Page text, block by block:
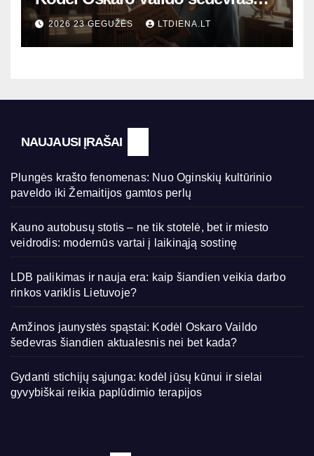
šiandien aktualesnis nei bet
kada?
2026 23 GEGUŽĖS LTDIENA.LT
NAUJAUSI ĮRAŠAI
Plungės krašto fenomenas: Nuo Oginskių kultūrinio
paveldo iki Žemaitijos gamtos perlų
Kauno autobusų stotis – ne tik stotelė, bet ir miesto
veidrodis: modernūs vartai į laikinąją sostinę
LDB palikimas ir nauja era: kaip šiandien veikia darbo
rinkos variklis Lietuvoje?
Amžinos jaunystės spąstai: Kodėl Oskaro Vaildo
šedevras šiandien aktualesnis nei bet kada?
Gydanti stichijų sąjunga: kodėl jūsų kūnui ir sielai
gyvybiškai reikia paplūdimio terapijos